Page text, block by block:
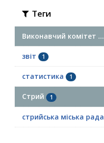
Теги
Виконавчий комітет ...
звіт 1
статистика 1
Стрий 1
стрийська міська рада